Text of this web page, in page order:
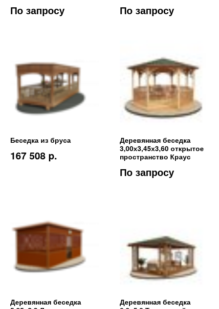
По запросу По запросу
Беседка из бруса
167 508 p.
Деревянная беседка
3,00х3,45х3,60 открытое
пространство Краус
По запросу
Деревянная беседка
Деревянная беседка